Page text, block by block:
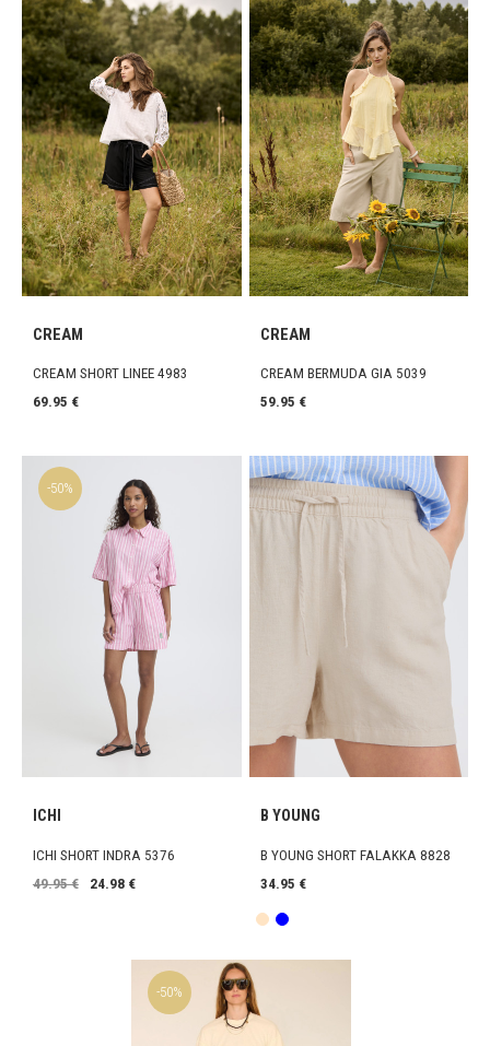
CREAM
CREAM SHORT LINEE 4983
69.95 €
CREAM
CREAM BERMUDA GIA 5039
59.95 €
-50%
ICHI
ICHI SHORT INDRA 5376
49.95 €
24.98 €
B YOUNG
B YOUNG SHORT FALAKKA 8828
34.95 €
-50%